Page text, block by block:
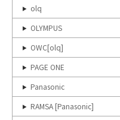
olq
OLYMPUS
OWC[olq]
PAGE ONE
Panasonic
RAMSA [Panasonic]